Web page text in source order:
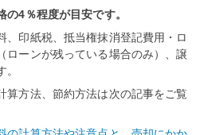
の4％程度が目安です。
、印紙税、抵当権抹消登記費用・ロ
ローンが残っている場合のみ）、譲
算方法、節約方法は次の記事をご覧